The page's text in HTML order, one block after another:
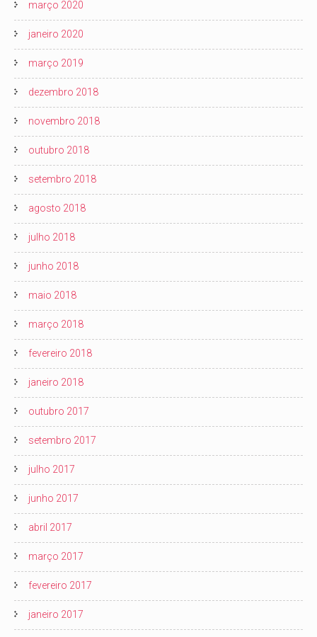
março 2020
janeiro 2020
março 2019
dezembro 2018
novembro 2018
outubro 2018
setembro 2018
agosto 2018
julho 2018
junho 2018
maio 2018
março 2018
fevereiro 2018
janeiro 2018
outubro 2017
setembro 2017
julho 2017
junho 2017
abril 2017
março 2017
fevereiro 2017
janeiro 2017